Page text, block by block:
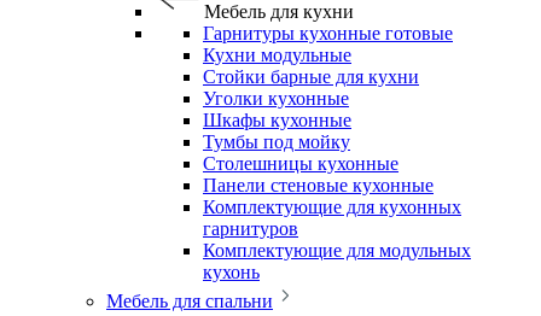
Мебель для кухни
Гарнитуры кухонные готовые
Кухни модульные
Стойки барные для кухни
Уголки кухонные
Шкафы кухонные
Тумбы под мойку
Столешницы кухонные
Панели стеновые кухонные
Комплектующие для кухонных
гарнитуров
Комплектующие для модульных
кухонь
Мебель для спальни